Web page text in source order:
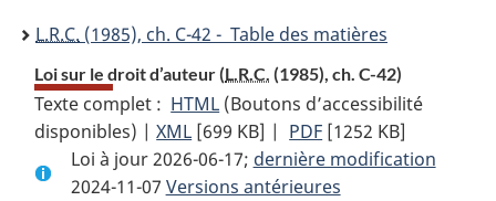
L.R.C. (1985), ch. C-42 - Table des matières
Loi sur le droit d’auteur (L.R.C. (1985), ch. C-42)
Texte complet : HTML Texte
complet
:
Loi
(Boutons d’accessibilité
disponibles) |XML Texte
complet
:
[699 KB] | PDF Texte
complet
:
[1252 KB]
Loi à jour 2026-06-17; dernière modification
2024-11-07 Versions antérieures